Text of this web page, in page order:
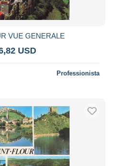
VUE GENERALE
USD
Professionista